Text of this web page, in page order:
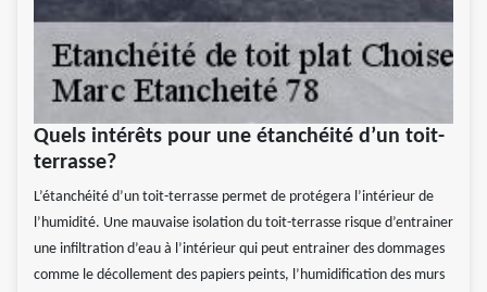
Quels intérêts pour une étanchéité d’un toit-
terrasse?
L’étanchéité d’un toit-terrasse permet de protégera l’intérieur de
l’humidité. Une mauvaise isolation du toit-terrasse risque d’entrainer
une infiltration d’eau à l’intérieur qui peut entrainer des dommages
comme le décollement des papiers peints, l’humidification des murs